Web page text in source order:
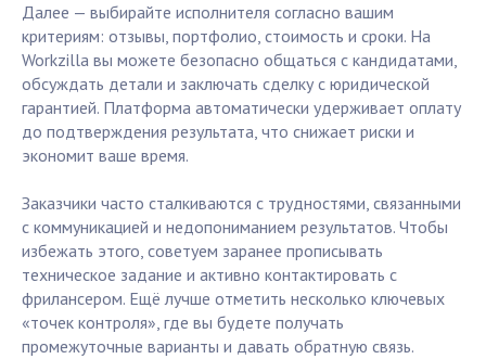
Далее — выбирайте исполнителя согласно вашим
критериям: отзывы, портфолио, стоимость и сроки. На
Workzilla вы можете безопасно общаться с кандидатами,
обсуждать детали и заключать сделку с юридической
гарантией. Платформа автоматически удерживает оплату
до подтверждения результата, что снижает риски и
экономит ваше время.
Заказчики часто сталкиваются с трудностями, связанными
с коммуникацией и недопониманием результатов. Чтобы
избежать этого, советуем заранее прописывать
техническое задание и активно контактировать с
фрилансером. Ещё лучше отметить несколько ключевых
«точек контроля», где вы будете получать
промежуточные варианты и давать обратную связь.